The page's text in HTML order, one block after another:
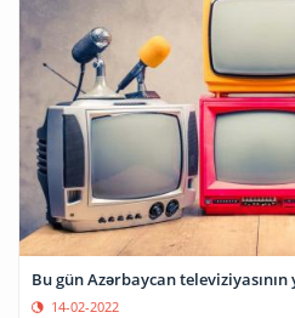
Bu gün Azərbaycan
14-02-2022